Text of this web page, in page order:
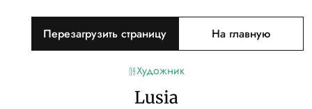
Перезагрузить страницу На главную
Художник
Lusia